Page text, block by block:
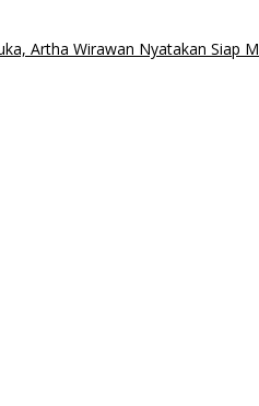
Artha Wirawan Nyatakan Siap